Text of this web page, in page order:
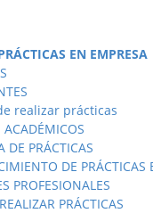
EN EMPRESA
realizar prácticas
ACADÉMICOS
DE PRÁCTICAS
DE PRÁCTICAS
PROFESIONALES
PRÁCTICAS